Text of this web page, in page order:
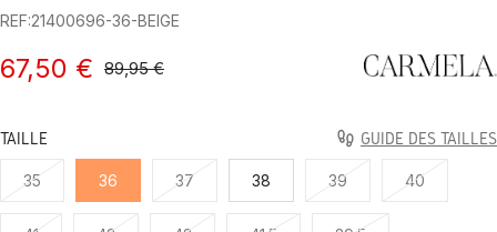
REF:21400696-36-BEIGE
67,50 € 89,95 €
TAILLE GUIDE DES TAILLES
35 36 37 38 39 40